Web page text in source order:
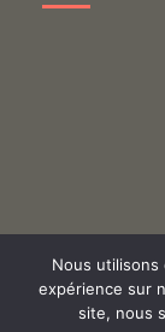
Politique de
Nous utilisons
expérience sur
site, nous